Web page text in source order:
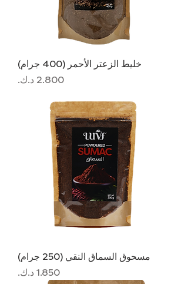
خليط الزعتر الأحمر (400 جرام)
السعر
مسحوق السماق النقي (250 جرام)
السعر